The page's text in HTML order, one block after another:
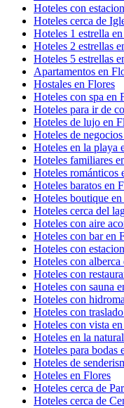
Hoteles con
Hoteles cerca de
Hoteles 1 estrella
Hoteles 2 estrellas
Hoteles 5 estrellas
Apartamentos en
Hostales en Flores
Hoteles con spa en
Hoteles para ir de
Hoteles de lujo en
Hoteles de
Hoteles en la playa
Hoteles familiares
Hoteles románticos
Hoteles baratos en
Hoteles boutique
Hoteles cerca del
Hoteles con aire
Hoteles con bar en
Hoteles con
Hoteles con alberca
Hoteles con
Hoteles con sauna
Hoteles con
Hoteles con
Hoteles con vista
Hoteles en la
Hoteles para bodas
Hoteles de
Hoteles en Flores
Hoteles cerca de
Hoteles cerca de